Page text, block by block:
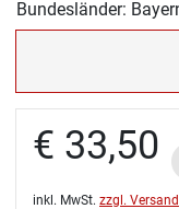
Bundesländer:
€ 33,50
inkl. MwSt. zzgl. Versand